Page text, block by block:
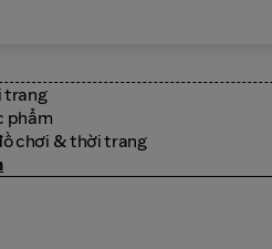
trang
phẩm
chơi & thời trang